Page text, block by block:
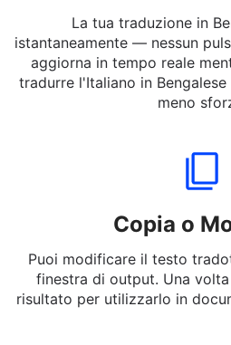
Controlla
La tua traduzione in
istantaneamente — nessun
aggiorna in tempo reale
meno
Copia o
Puoi modificare il testo